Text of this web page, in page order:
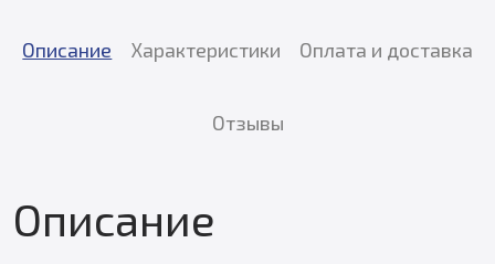
Описание Характеристики Оплата и доставка
Отзывы
Описание